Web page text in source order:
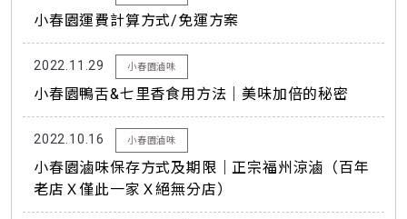
小春園運費計算方式/免運方案
2022.11.29 小春園滷味
小春園鴨舌&七里香食用方法｜美味加倍的秘密
2022.10.16 小春園滷味
小春園滷味保存方式及期限｜正宗福州涼滷（百年
老店Ｘ僅此一家Ｘ絕無分店）